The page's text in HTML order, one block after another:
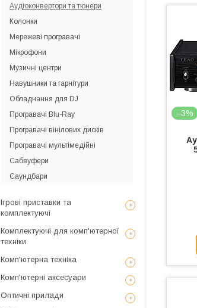
–3%
Аудіоконвертори та тюнери
Колонки
Мережеві програвачі
Мікрофони
Музичні центри
Навушники та гарнітури
Обладнання для DJ
Програвачі Blu-Ray
Програвачі вінілових дисків
Програвачі мультімедійні
Сабвуфери
Саундбари
Ігрові приставки та
комплектуючі
Комплектуючі для комп'ютерної
техніки
Комп'ютерна техніка
Комп'ютерні аксесуари
Оптичні прилади